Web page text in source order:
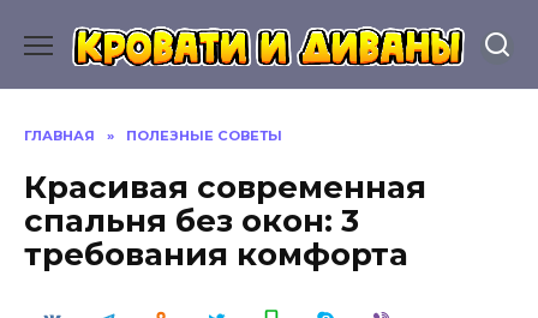
содержанию
ГЛАВНАЯ » ПОЛЕЗНЫЕ СОВЕТЫ
Красивая современная
спальня без окон: 3
требования комфорта